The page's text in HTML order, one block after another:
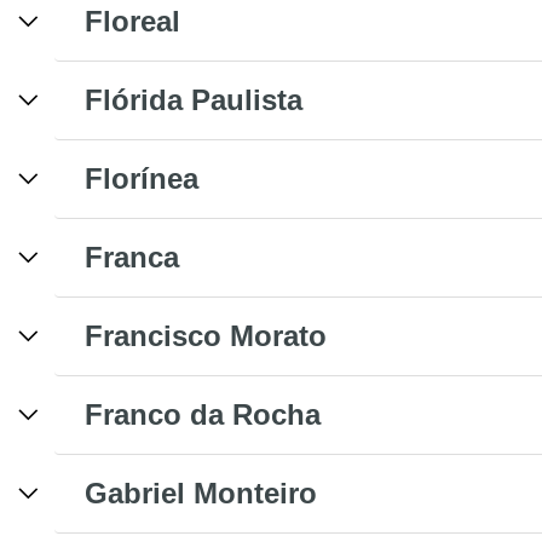
Floreal
Flórida Paulista
Florínea
Franca
Francisco Morato
Franco da Rocha
Gabriel Monteiro